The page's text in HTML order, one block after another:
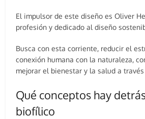
El impulsor de este diseño es Oliver
profesión y dedicado al diseño
Busca con esta corriente, reducir el
conexión humana con la naturaleza,
mejorar el bienestar y la salud a
Qué conceptos hay
biofílico